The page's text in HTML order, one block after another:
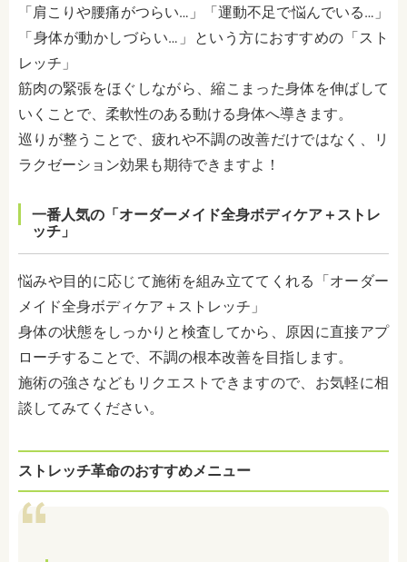
「肩こりや腰痛がつらい…」「運動不足で悩んでいる…」
「身体が動かしづらい…」という方におすすめの「スト
レッチ」
筋肉の緊張をほぐしながら、縮こまった身体を伸ばして
いくことで、柔軟性のある動ける身体へ導きます。
巡りが整うことで、疲れや不調の改善だけではなく、リ
ラクゼーション効果も期待できますよ！
一番人気の「オーダーメイド全身ボディケア＋ストレ
ッチ」
悩みや目的に応じて施術を組み立ててくれる「オーダー
メイド全身ボディケア＋ストレッチ」
身体の状態をしっかりと検査してから、原因に直接アプ
ローチすることで、不調の根本改善を目指します。
施術の強さなどもリクエストできますので、お気軽に相
談してみてください。
ストレッチ革命のおすすめメニュー